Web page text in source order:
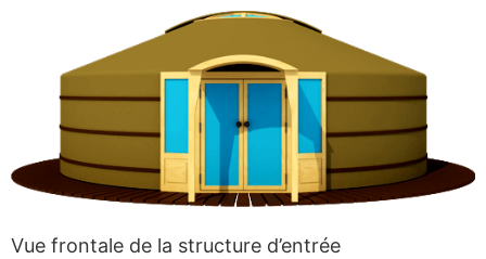
Vue frontale de la structure d’entrée